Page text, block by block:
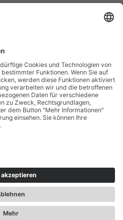
86 80
|Impressum
Cookie-Einstellungen